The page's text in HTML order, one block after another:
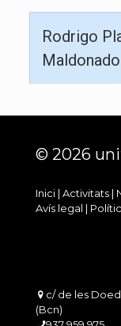
Rodrigo
Maldonado
© 2026
Inici | Activitats |
Avís legal |
c/ de les
(Bcn)